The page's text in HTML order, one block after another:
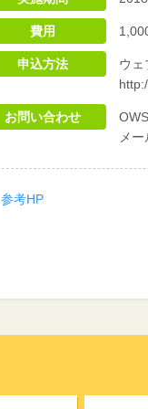
費用
申込方法
ウェ
お問い合わせ
メ
参考HP